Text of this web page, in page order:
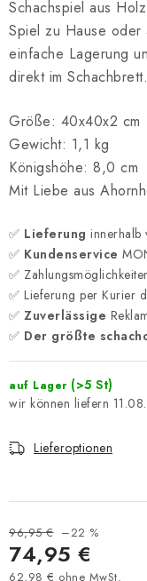
Schachspiel aus
Spiel zu Hause
einfache Lagerung
direkt im Schachbrett.
Größe: 40x40x2 cm
Gewicht: 1,1 kg
Königshöhe: 8,0 cm
Mit Liebe aus
✅ Lieferung innerhalb
✅ Kundenservice
✅
✅ Lieferung per Kurier
✅ Zuverlässige
✅ Der größte
auf Lager (>5 St)
Lieferoptionen
96,95 € –22 %
74,95 €
62,98 € ohne MwSt.